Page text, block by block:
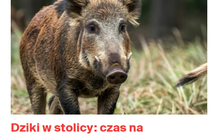
Dziki w stolicy: czas na